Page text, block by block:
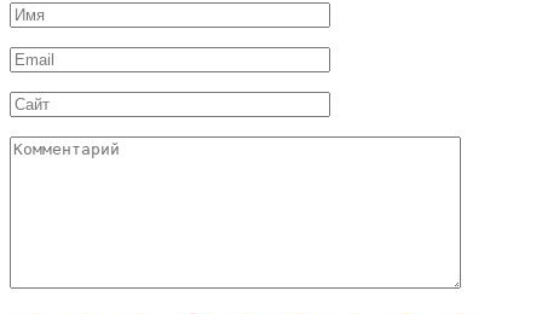
Имя
*
Email
*
Сайт
Комментарий